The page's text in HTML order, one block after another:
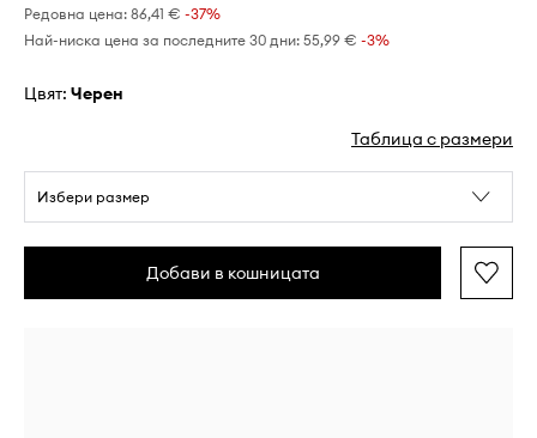
Редовна цена: 86,41 € -37%
Най-ниска цена за последните 30 дни: 55,99 € -3%
Цвят: черен
Таблица с размери
Избери размер
Добави в кошницата